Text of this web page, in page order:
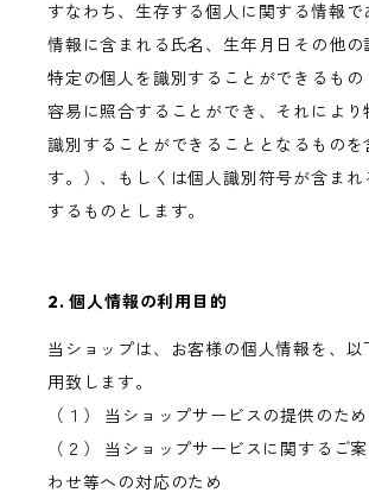
すなわち、生存する個人に関する情報で
情報に含まれる氏名、生年月日その他の
特定の個人を識別することができるもの
容易に照合することができ、それにより
識別することができることとなるものを
す。）、もしくは個人識別符号が含まれ
するものとします。
2. 個人情報の利用目的
当ショップは、お客様の個人情報を、以
用致します。
（１） 当ショップサービスの提供のため
（２） 当ショップサービスに関するご
わせ等への対応のため